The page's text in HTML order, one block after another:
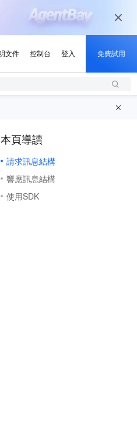
本頁導讀
請求訊息結構
響應訊息結構
使用SDK